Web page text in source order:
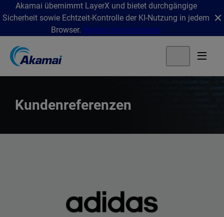
Akamai übernimmt LayerX und bietet durchgängige
Sicherheit sowie Echtzeit-Kontrolle der KI-Nutzung in jedem
Browser. Weitere Informationen
Kundenreferenzen